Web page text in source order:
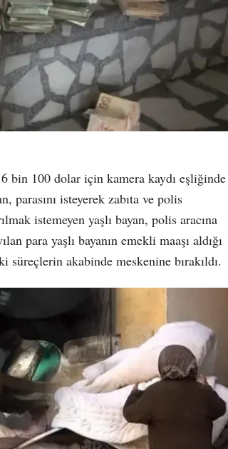
bin 100 dolar için kamera kaydı eşliğinde
parasını isteyerek zabıta ve polis
istemeyen yaşlı bayan, polis aracına
para yaşlı bayanın emekli maaşı aldığı
süreçlerin akabinde meskenine bırakıldı.